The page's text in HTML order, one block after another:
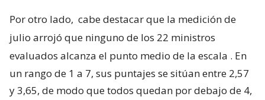
Por otro lado, cabe destacar que la medición de
julio arrojó que ninguno de los 22 ministros
evaluados alcanza el punto medio de la escala . En
un rango de 1 a 7, sus puntajes se sitúan entre 2,57
y 3,65, de modo que todos quedan por debajo de 4,